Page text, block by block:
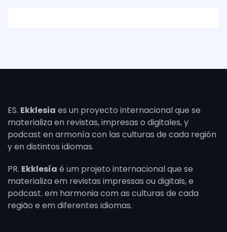
ES. Ekklesia es un proyecto internacional que se
materializa en revistas, impresas o digitales, y
podcast en armonía con las culturas de cada región
y en distintos idiomas.
PR. Ekklesía é um projeto internacional que se
materializa em revistas impressas ou digitais, e
podcast. em harmonia com as culturas de cada
região e em diferentes idiomas.